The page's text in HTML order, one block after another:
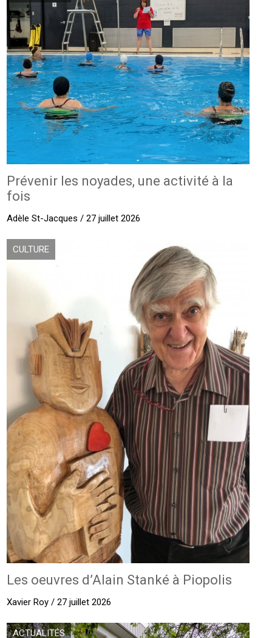
Prévenir les noyades, une activité à la
fois
Adèle St-Jacques / 27 juillet 2026
CULTURE
Les oeuvres d’Alain Stanké à Piopolis
Xavier Roy / 27 juillet 2026
ACTUALITÉS